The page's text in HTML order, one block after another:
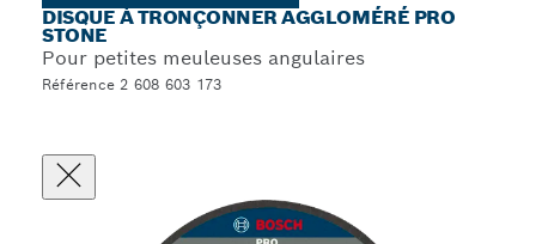
DISQUE À TRONÇONNER AGGLOMÉRÉ PRO
STONE
Pour petites meuleuses angulaires
Référence 2 608 603 173